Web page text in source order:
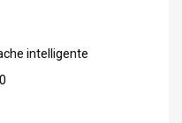
intelligente